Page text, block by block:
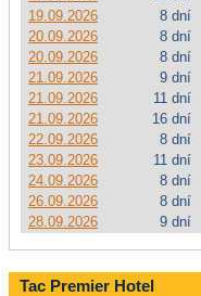
19.09.2026
8 dní
20.09.2026
8 dní
20.09.2026
8 dní
21.09.2026
9 dní
21.09.2026
11 dní
21.09.2026
16 dní
22.09.2026
8 dní
23.09.2026
11 dní
24.09.2026
8 dní
26.09.2026
8 dní
28.09.2026
9 dní
Tac Premier Hotel